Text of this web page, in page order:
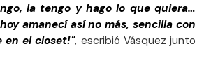
la tengo y hago lo que quiera…
amanecí así no más, sencilla con
en el closet!", escribió Vásquez junto